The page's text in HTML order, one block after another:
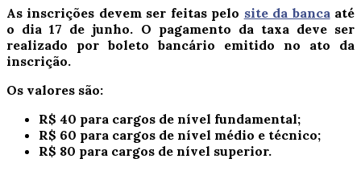
As inscrições devem ser feitas pelo site da bancaaté
o dia 17 de junho. O pagamento da taxa deve ser
realizado por boleto bancário emitido no ato da
inscrição.
Os valores são:
R$ 40 para cargos de nível fundamental;
R$ 60 para cargos de nível médio e técnico;
R$ 80 para cargos de nível superior.